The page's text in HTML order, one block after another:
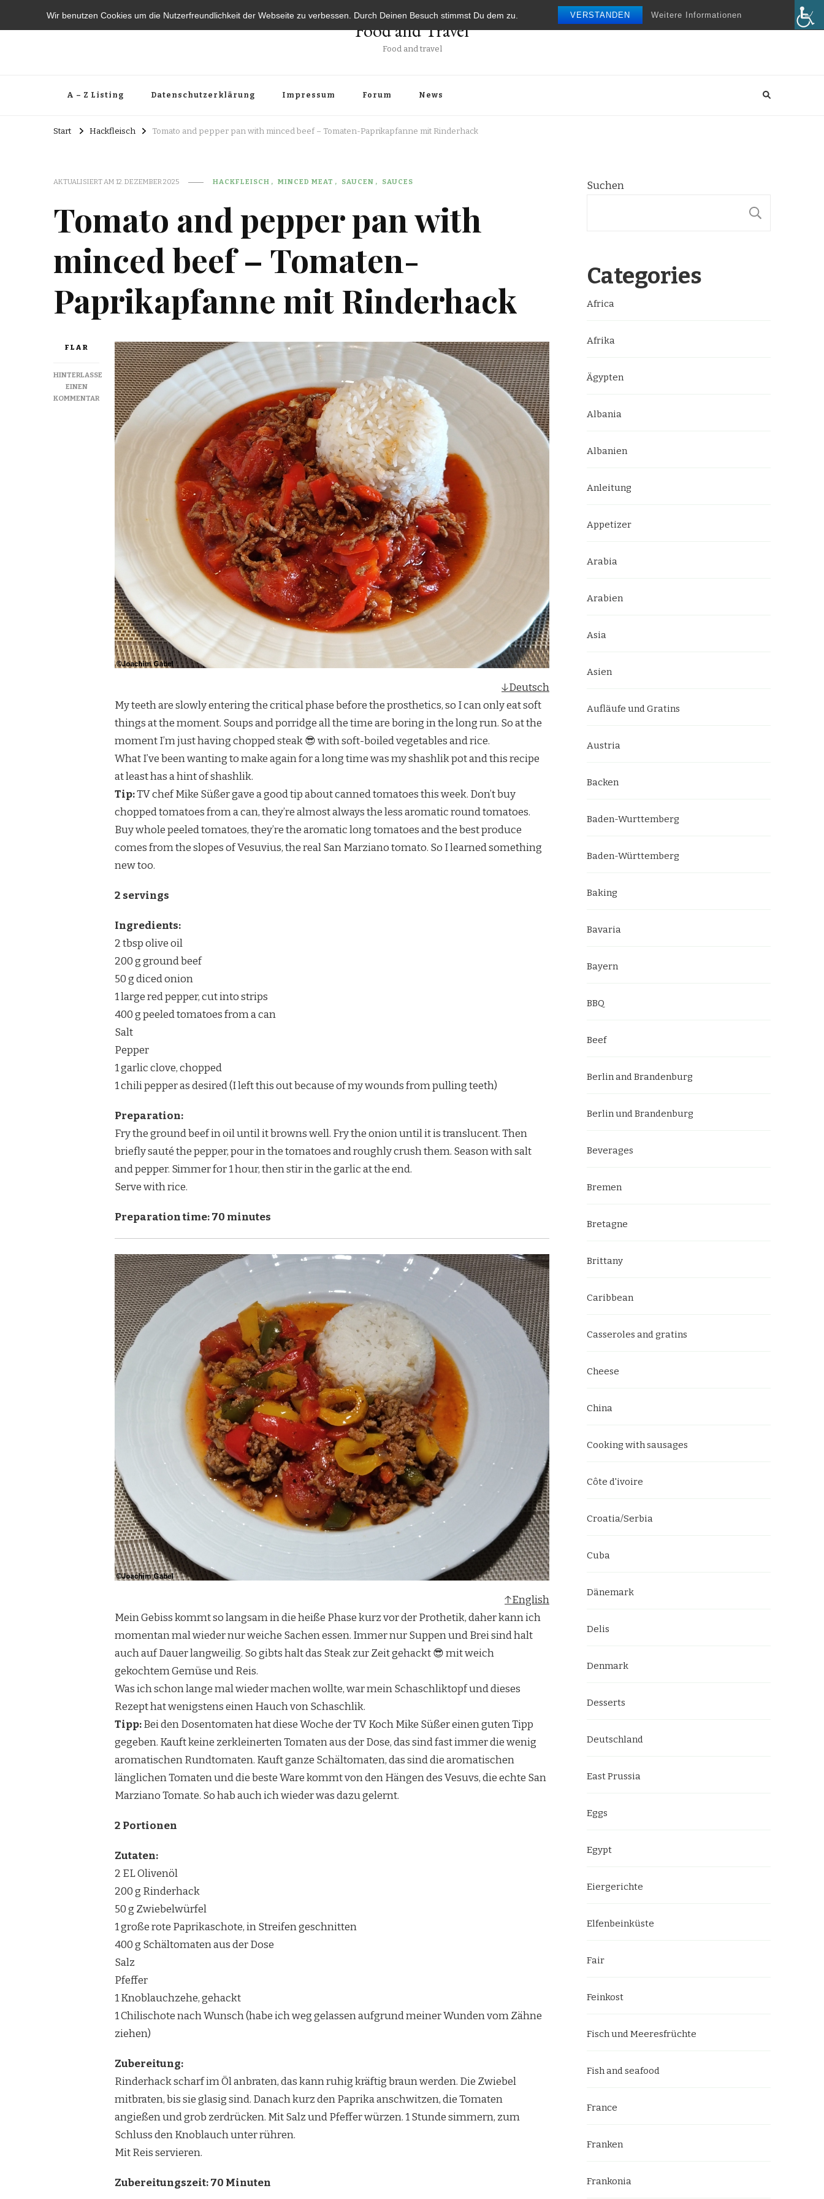
Wir benutzen Cookies um die Nutzerfreundlichkeit der Webseite zu verbessen. Durch Deinen Besuch stimmst Du dem zu. VERSTANDEN Weitere Informationen
Food and Travel
Food and travel
A – Z Listing Datenschutzerklärung Impressum Forum News
Start Hackfleisch Tomato and pepper pan with minced beef – Tomaten-Paprikapfanne mit Rinderhack
AKTUALISIERT AM 12. DEZEMBER 2025 HACKFLEISCH MINCED MEAT SAUCEN SAUCES
Tomato and pepper pan with
minced beef – Tomaten-
Paprikapfanne mit Rinderhack
FLAR
HINTERLASSE
EINEN
KOMMENTARZU
TOMATO
PEPPER
↓Deutsch
My teeth are slowly entering the critical phase before the prosthetics, so I can only eat soft
things at the moment. Soups and porridge all the time are boring in the long run. So at the
moment I’m just having chopped steak 😎 with soft-boiled vegetables and rice.
What I’ve been wanting to make again for a long time was my shashlik pot and this recipe
at least has a hint of shashlik.
Tip:TV chef Mike Süßer gave a good tip about canned tomatoes this week. Don’t buy
chopped tomatoes from a can, they’re almost always the less aromatic round tomatoes.
Buy whole peeled tomatoes, they’re the aromatic long tomatoes and the best produce
comes from the slopes of Vesuvius, the real San Marziano tomato. So I learned something
new too.
2 servings
Ingredients:
2 tbsp olive oil
200 g ground beef
50 g diced onion
1 large red pepper, cut into strips
400 g peeled tomatoes from a can
Salt
Pepper
1 garlic clove, chopped
1 chili pepper as desired (I left this out because of my wounds from pulling teeth)
Preparation:
Fry the ground beef in oil until it browns well. Fry the onion until it is translucent. Then
briefly sauté the pepper, pour in the tomatoes and roughly crush them. Season with salt
and pepper. Simmer for 1 hour, then stir in the garlic at the end.
Serve with rice.
Preparation time: 70 minutes
↑English
Mein Gebiss kommt so langsam in die heiße Phase kurz vor der Prothetik, daher kann ich
momentan mal wieder nur weiche Sachen essen. Immer nur Suppen und Brei sind halt
auch auf Dauer langweilig. So gibts halt das Steak zur Zeit gehackt 😎 mit weich
gekochtem Gemüse und Reis.
Was ich schon lange mal wieder machen wollte, war mein Schaschliktopf und dieses
Rezept hat wenigstens einen Hauch von Schaschlik.
Tipp:Bei den Dosentomaten hat diese Woche der TV Koch Mike Süßer einen guten Tipp
gegeben. Kauft keine zerkleinerten Tomaten aus der Dose, das sind fast immer die wenig
aromatischen Rundtomaten. Kauft ganze Schältomaten, das sind die aromatischen
länglichen Tomaten und die beste Ware kommt von den Hängen des Vesuvs, die echte San
Marziano Tomate. So hab auch ich wieder was dazu gelernt.
2 Portionen
Zutaten:
2 EL Olivenöl
200 g Rinderhack
50 g Zwiebelwürfel
1 große rote Paprikaschote, in Streifen geschnitten
400 g Schältomaten aus der Dose
Salz
Pfeffer
1 Knoblauchzehe, gehackt
1 Chilischote nach Wunsch (habe ich weg gelassen aufgrund meiner Wunden vom Zähne
ziehen)
Zubereitung:
Rinderhack scharf im Öl anbraten, das kann ruhig kräftig braun werden. Die Zwiebel
mitbraten, bis sie glasig sind. Danach kurz den Paprika anschwitzen, die Tomaten
angießen und grob zerdrücken. Mit Salz und Pfeffer würzen. 1 Stunde simmern, zum
Schluss den Knoblauch unter rühren.
Mit Reis servieren.
Zubereitungszeit: 70 Minuten
Suchen
Categories
Africa
Afrika
Ägypten
Albania
Albanien
Anleitung
Appetizer
Arabia
Arabien
Asia
Asien
Aufläufe und Gratins
Austria
Backen
Baden-Wurttemberg
Baden-Württemberg
Baking
Bavaria
Bayern
BBQ
Beef
Berlin and Brandenburg
Berlin und Brandenburg
Beverages
Bremen
Bretagne
Brittany
Caribbean
Casseroles and gratins
Cheese
China
Cooking with sausages
Côte d'ivoire
Croatia/Serbia
Cuba
Dänemark
Delis
Denmark
Desserts
Deutschland
East Prussia
Eggs
Egypt
Eiergerichte
Elfenbeinküste
Fair
Feinkost
Fisch und Meeresfrüchte
Fish and seafood
France
Franken
Frankonia